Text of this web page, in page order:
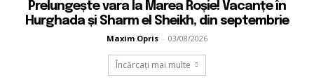
Prelungește vara la Marea Roșie! Vacanțe în
Hurghada și Sharm el Sheikh, din septembrie
Maxim Opris - 03/08/2026
Încărcați mai multe